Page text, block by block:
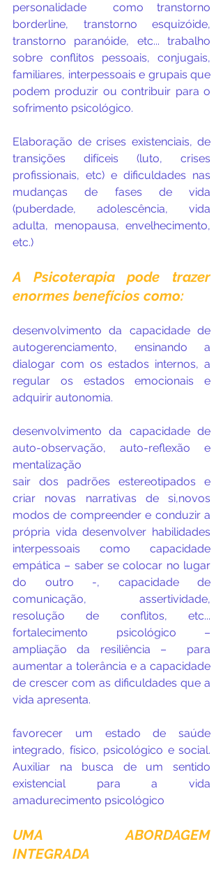
personalidade  como transtorno
borderline, transtorno esquizóide,
transtorno paranóide, etc... trabalho
sobre conflitos pessoais, conjugais,
familiares, interpessoais e grupais que
podem produzir ou contribuir para o
sofrimento psicológico.
Elaboração de crises existenciais, de
transições difíceis (luto, crises
profissionais, etc) e dificuldades nas
mudanças de fases de vida
(puberdade, adolescência, vida
adulta, menopausa, envelhecimento,
etc.)
A Psicoterapia pode trazer
enormes benefícios como:
desenvolvimento da capacidade de
autogerenciamento, ensinando a
dialogar com os estados internos, a
regular os estados emocionais e
adquirir autonomia.
desenvolvimento da capacidade de
auto-observação, auto-reflexão e
mentalização
sair dos padrões estereotipados e
criar novas narrativas de si,novos
modos de compreender e conduzir a
própria vida desenvolver habilidades
interpessoais como capacidade
empática – saber se colocar no lugar
do outro -, capacidade de
comunicação,  assertividade,
resolução de conflitos, etc...
fortalecimento psicológico –
ampliação da resiliência –  para
aumentar a tolerância e a capacidade
de crescer com as dificuldades que a
vida apresenta.
favorecer um estado de saúde
integrado, físico, psicológico e social.
Auxiliar na busca de um sentido
existencial para a vida
amadurecimento psicológico
UMA ABORDAGEM
INTEGRADA